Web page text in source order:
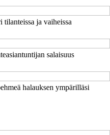
ja vaiheissa
salaisuus
halauksen ympärilläsi